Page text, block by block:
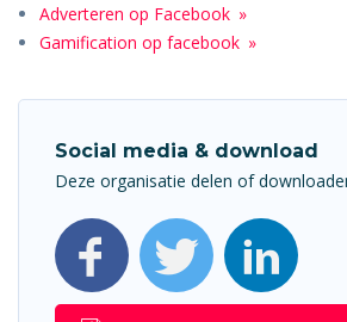
Adverteren op Facebook
Gamification op facebook
Social media & download
Deze organisatie delen of